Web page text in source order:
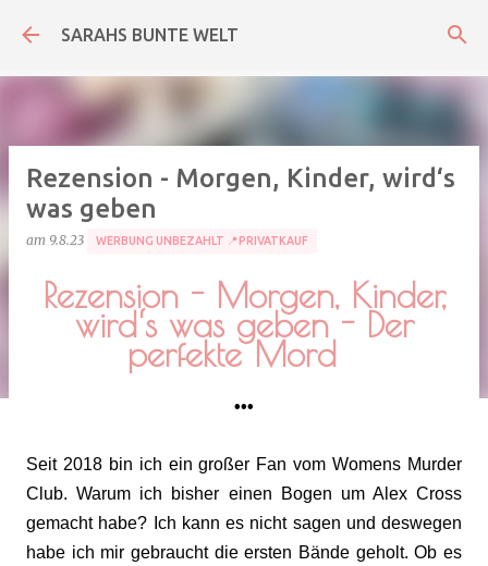
Direkt zum Hauptbereich
SARAHS BUNTE WELT
Rezension - Morgen, Kinder, wird‘s
was geben
am 9.8.23 WERBUNG UNBEZAHLT 📍PRIVATKAUF
Rezension - Morgen, Kinder,
wird‘s was geben - Der
perfekte Mord
•••
Seit 2018 bin ich ein großer Fan vom Womens Murder
Club. Warum ich bisher einen Bogen um Alex Cross
gemacht habe? Ich kann es nicht sagen und deswegen
habe ich mir gebraucht die ersten Bände geholt. Ob es